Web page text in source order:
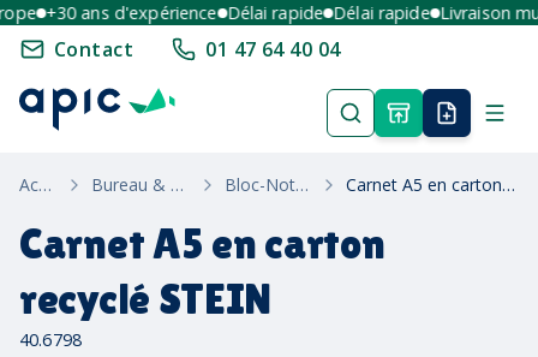
+30 ans d'expérience Délai rapide Délai rapide Livraison
Contact 01 47 64 40 04
Accueil Bureau & Ecriture Bloc-Notes Éco Carnet A5 en carton recyclé STEIN
Carnet A5 en carton
recyclé STEIN
40.6798